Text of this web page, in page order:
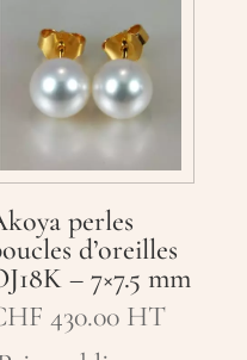
perles
d’oreilles
– 7×7.5 mm
430.00 HT